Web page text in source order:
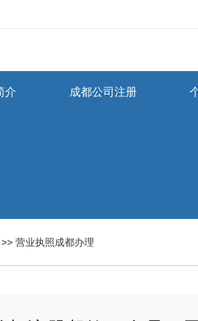
介 成都公司注册
>> 营业执照成都办理